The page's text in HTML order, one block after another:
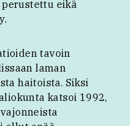
eikä
tavoin
laman
haitoista. Siksi
katsoi 1992,